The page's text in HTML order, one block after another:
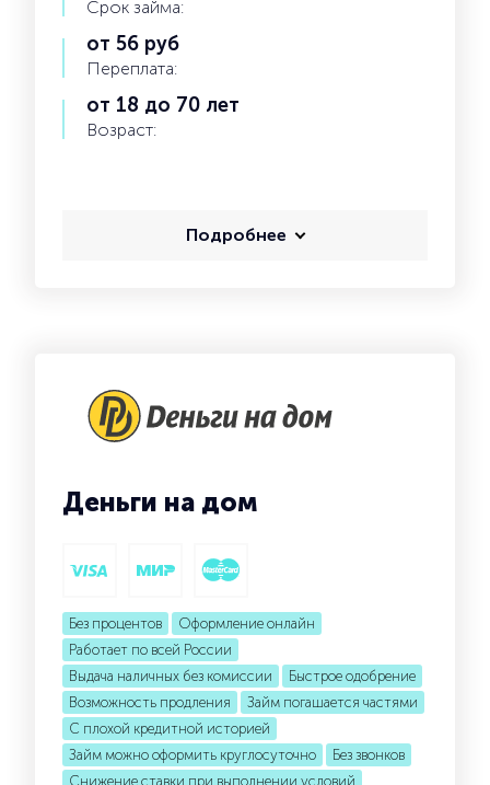
Срок займа:
от 56 руб
Переплата:
от 18 до 70 лет
Возраст:
Подробнее
Деньги на дом
Без процентов
Оформление онлайн
Работает по всей России
Выдача наличных без комиссии
Быстрое одобрение
Возможность продления
Займ погашается частями
С плохой кредитной историей
Займ можно оформить круглосуточно
Без звонков
Снижение ставки при выполнении условий